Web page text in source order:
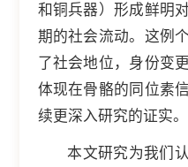
和铜兵器）形成鲜明
期的社会流动。这例
了社会地位，身份变
体现在骨骼的同位素
续更深入研究的证实。
本文研究为我们